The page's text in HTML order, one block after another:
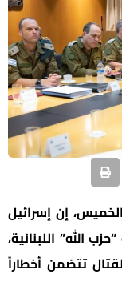
إن إسرائيل
اللبنانية،
تتضمن أخطاراً